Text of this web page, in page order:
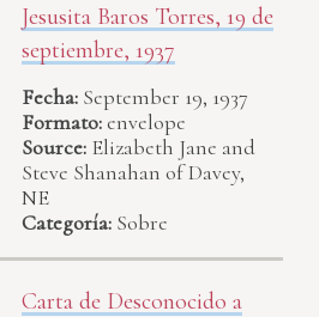
Jesusita Baros Torres, 19 de
septiembre, 1937
Fecha: September 19, 1937
Formato:envelope
Source: Elizabeth Jane and
Steve Shanahan of Davey,
NE
Categoría: Sobre
Carta de Desconocido a